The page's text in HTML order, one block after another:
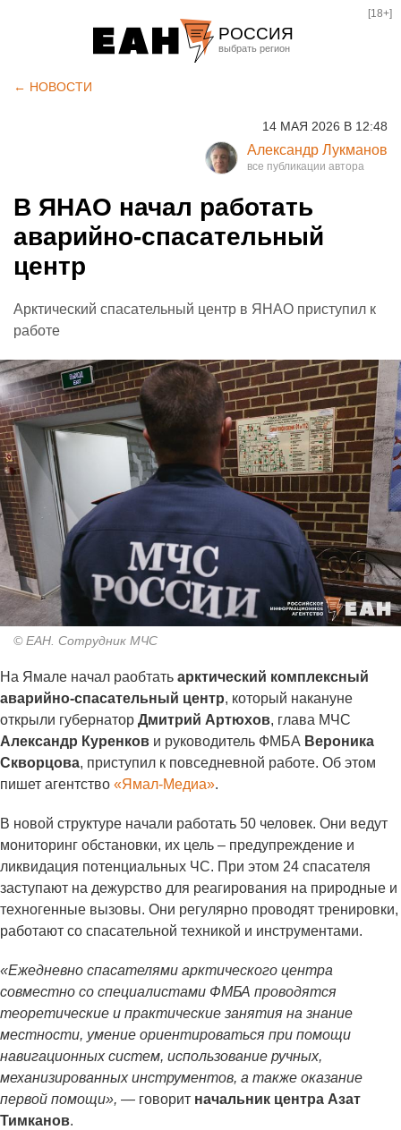
РОССИЯ
Курган
Оренбург
[18+]
← НОВОСТИ
14 МАЯ 2026 В 12:48
Александр Лукманов
В ЯНАО начал работать
аварийно-спасательный
центр
Арктический спасательный центр в ЯНАО приступил к
работе
© ЕАН. Сотрудник МЧС
На Ямале начал раобтать арктический комплексный
аварийно-спасательный центр, который накануне
открыли губернатор Дмитрий Артюхов, глава МЧС
Александр Куренков и руководитель ФМБА Вероника
Скворцова, приступил к повседневной работе. Об этом
пишет агентство «Ямал-Медиа».
В новой структуре начали работать 50 человек. Они ведут
мониторинг обстановки, их цель – предупреждение и
ликвидация потенциальных ЧС. При этом 24 спасателя
заступают на дежурство для реагирования на природные и
техногенные вызовы. Они регулярно проводят тренировки,
работают со спасательной техникой и инструментами.
«Ежедневно спасателями арктического центра
совместно со специалистами ФМБА проводятся
теоретические и практические занятия на знание
местности, умение ориентироваться при помощи
навигационных систем, использование ручных,
механизированных инструментов, а также оказание
первой помощи», — говорит начальник центра Азат
Тимканов.